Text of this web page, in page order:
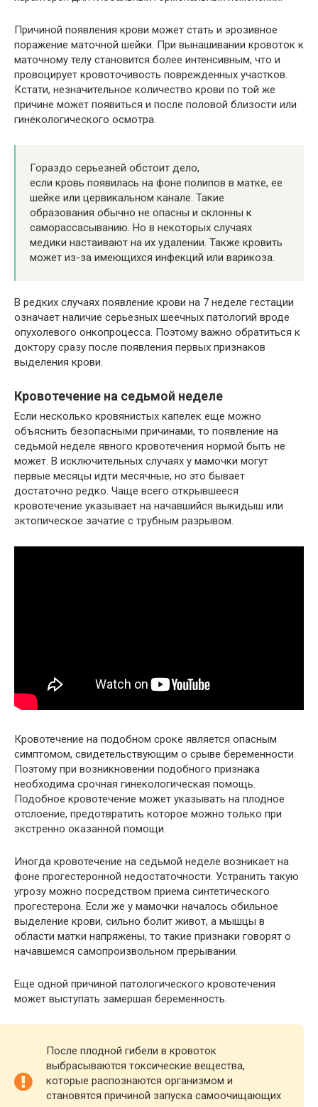
Причиной появления крови может стать и эрозивное
поражение маточной шейки. При вынашивании кровоток к
маточному телу становится более интенсивным, что и
провоцирует кровоточивость поврежденных участков.
Кстати, незначительное количество крови по той же
причине может появиться и после половой близости или
гинекологического осмотра.
Гораздо серьезней обстоит дело,
если кровь появилась на фоне полипов в матке, ее
шейке или цервикальном канале. Такие
образования обычно не опасны и склонны к
саморассасыванию. Но в некоторых случаях
медики настаивают на их удалении. Также кровить
может из-за имеющихся инфекций или варикоза.
В редких случаях появление крови на 7 неделе гестации
означает наличие серьезных шеечных патологий вроде
опухолевого онкопроцесса. Поэтому важно обратиться к
доктору сразу после появления первых признаков
выделения крови.
Кровотечение на седьмой неделе
Если несколько кровянистых капелек еще можно
объяснить безопасными причинами, то появление на
седьмой неделе явного кровотечения нормой быть не
может. В исключительных случаях у мамочки могут
первые месяцы идти месячные, но это бывает
достаточно редко. Чаще всего открывшееся
кровотечение указывает на начавшийся выкидыш или
эктопическое зачатие с трубным разрывом.
Кровотечение на подобном сроке является опасным
симптомом, свидетельствующим о срыве беременности.
Поэтому при возникновении подобного признака
необходима срочная гинекологическая помощь.
Подобное кровотечение может указывать на плодное
отслоение, предотвратить которое можно только при
экстренно оказанной помощи.
Иногда кровотечение на седьмой неделе возникает на
фоне прогестеронной недостаточности. Устранить такую
угрозу можно посредством приема синтетического
прогестерона. Если же у мамочки началось обильное
выделение крови, сильно болит живот, а мышцы в
области матки напряжены, то такие признаки говорят о
начавшемся самопроизвольном прерывании.
Еще одной причиной патологического кровотечения
может выступать замершая беременность.
После плодной гибели в кровоток
выбрасываются токсические вещества,
которые распознаются организмом и
становятся причиной запуска самоочищающих